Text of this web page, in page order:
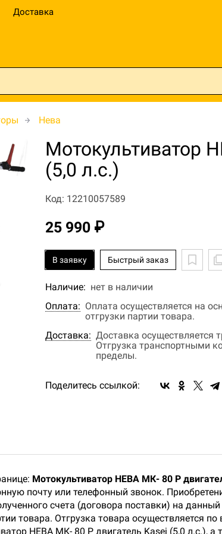
Доставка
Нева
Мотокультиватор
(5,0 л.с.)
Код: 12210057589
25 990 ₽
В заявку Быстрый заказ
Наличие: нет в наличии
Оплата: Оплата осуществляется на
отгрузки партии товара.
Доставка: Доставка
Отгрузка транспортными
пределы.
Поделитесь ссылкой:
Мотокультиватор НЕВА МК- 80 Р
почту или телефонный звонок.
счета (договора поставки) на
товара. Отгрузка товара осуществляется
НЕВА МК- 80 Р двигатель Kasei (5,0 л.с.),